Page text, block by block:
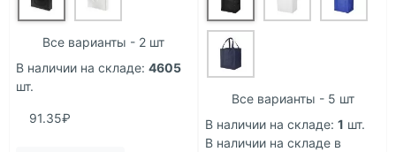
Все варианты - 2 шт
В наличии на складе: 4605
шт.
91.35₽
Все варианты - 5 шт
В наличии на складе: 1 шт.
В наличии на складе в